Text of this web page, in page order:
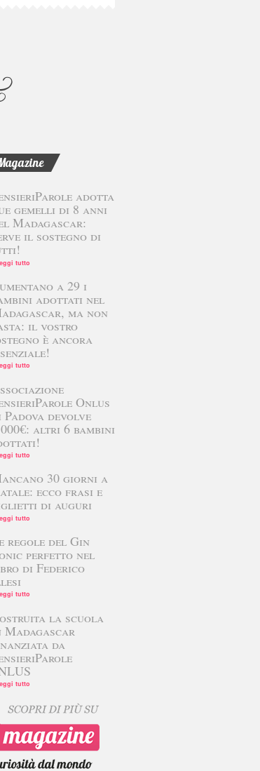
adotta
gemelli di 8 anni
Madagascar:
il sostegno di
tutto
a 29 i
adottati nel
ma non
il vostro
è ancora
tutto
Onlus
Padova devolve
altri 6 bambini
tutto
30 giorni a
ecco frasi e
di auguri
tutto
regole del Gin
perfetto nel
di Federico
tutto
la scuola
Madagascar
da
tutto